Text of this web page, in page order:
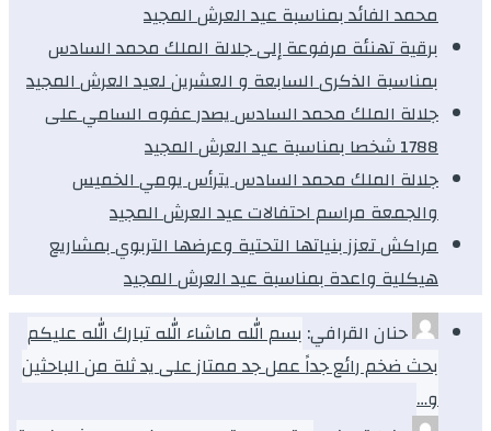
محمد الفائد بمناسبة عيد العرش المجيد
برقية تهنئة مرفوعة إلى جلالة الملك محمد السادس
بمناسبة الذكرى السابعة و العشرين لعيد العرش المجيد
جلالة الملك محمد السادس يصدر عفوه السامي على
1788 شخصا بمناسبة عيد العرش المجيد
جلالة الملك محمد السادس يترأس يومي الخميس
والجمعة مراسم احتفالات عيد العرش المجيد
مراكش تعزز بنياتها التحتية وعرضها التربوي بمشاريع
هيكلية واعدة بمناسبة عيد العرش المجيد
حنان القرافي: بسم الله ماشاء الله تبارك الله عليكم
بحث ضخم رائع جداً عمل جد ممتاز على يد ثلة من الباحثين
و…